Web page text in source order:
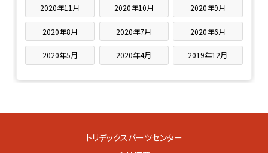
2020年11月 2020年10月 2020年9月
2020年8月 2020年7月 2020年6月
2020年5月 2020年4月 2019年12月
トリデックスパーツセンター